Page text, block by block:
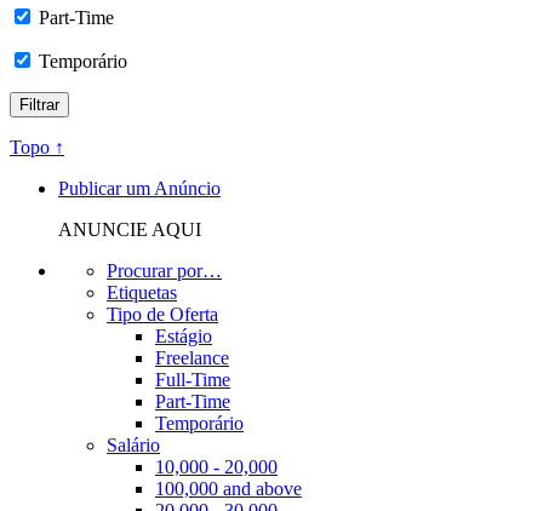
Part-Time
Temporário
Topo ↑
Publicar um Anúncio
ANUNCIE AQUI
Procurar por…
Etiquetas
Tipo de Oferta
Estágio
Freelance
Full-Time
Part-Time
Temporário
Salário
10,000 - 20,000
100,000 and above